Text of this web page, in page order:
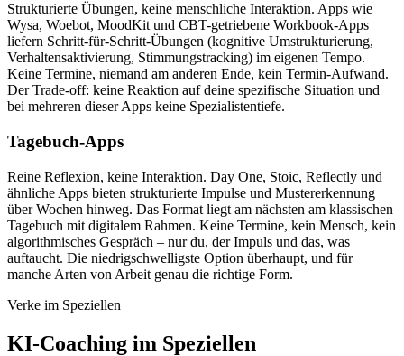
Strukturierte Übungen, keine menschliche Interaktion. Apps wie
Wysa, Woebot, MoodKit und CBT-getriebene Workbook-Apps
liefern Schritt-für-Schritt-Übungen (kognitive Umstrukturierung,
Verhaltensaktivierung, Stimmungstracking) im eigenen Tempo.
Keine Termine, niemand am anderen Ende, kein Termin-Aufwand.
Der Trade-off: keine Reaktion auf deine spezifische Situation und
bei mehreren dieser Apps keine Spezialistentiefe.
Tagebuch-Apps
Reine Reflexion, keine Interaktion. Day One, Stoic, Reflectly und
ähnliche Apps bieten strukturierte Impulse und Mustererkennung
über Wochen hinweg. Das Format liegt am nächsten am klassischen
Tagebuch mit digitalem Rahmen. Keine Termine, kein Mensch, kein
algorithmisches Gespräch – nur du, der Impuls und das, was
auftaucht. Die niedrigschwelligste Option überhaupt, und für
manche Arten von Arbeit genau die richtige Form.
Verke im Speziellen
KI-Coaching im Speziellen